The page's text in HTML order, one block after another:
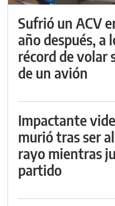
Sufrió un ACV
año después, a
récord de volar
de un avión
Impactante
murió tras ser
rayo mientras
partido